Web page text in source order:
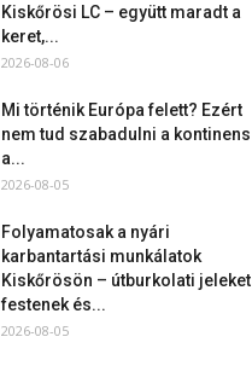
Kiskőrösi LC – együtt maradt a
keret,...
2026-08-06
Mi történik Európa felett? Ezért
nem tud szabadulni a kontinens
a...
2026-08-05
Folyamatosak a nyári
karbantartási munkálatok
Kiskőrösön – útburkolati jeleket
festenek és...
2026-08-05